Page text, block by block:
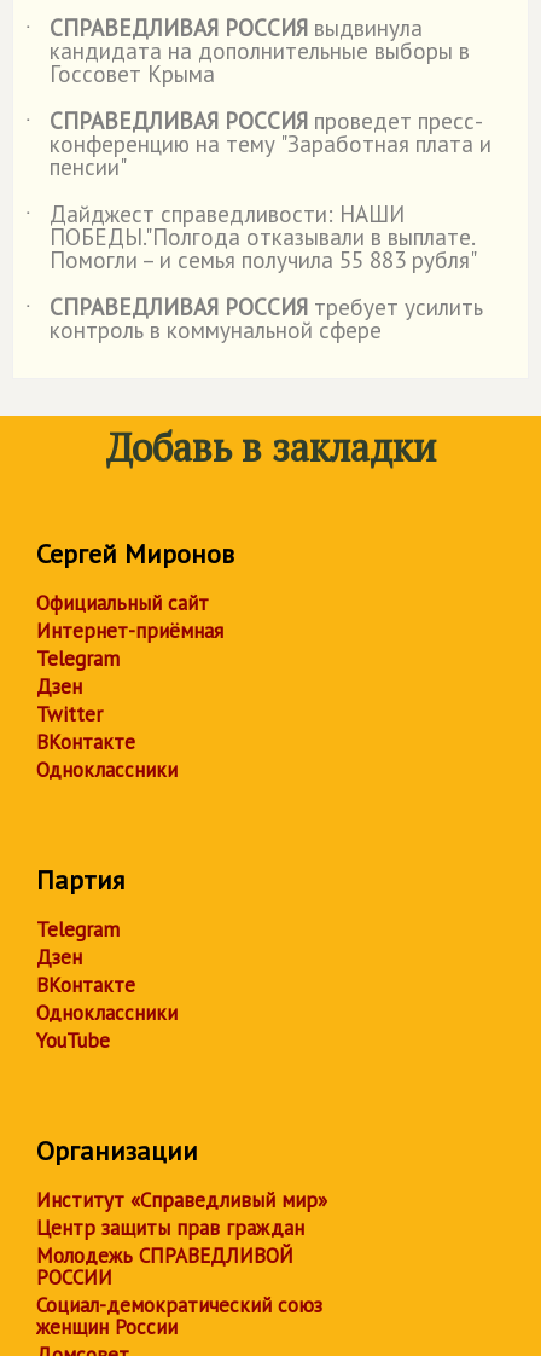
˙
СПРАВЕДЛИВАЯ РОССИЯ выдвинула
кандидата на дополнительные выборы в
Госсовет Крыма
˙
СПРАВЕДЛИВАЯ РОССИЯ проведет пресс-
конференцию на тему "Заработная плата и
пенсии"
˙
Дайджест справедливости: НАШИ
ПОБЕДЫ."Полгода отказывали в выплате.
Помогли – и семья получила 55 883 рубля"
˙
СПРАВЕДЛИВАЯ РОССИЯ требует усилить
контроль в коммунальной сфере
Добавь в закладки
Сергей Миронов
Официальный сайт
Интернет-приёмная
Telegram
Дзен
Twitter
ВКонтакте
Одноклассники
Партия
Telegram
Дзен
ВКонтакте
Одноклассники
YouTube
Организации
Институт «Справедливый мир»
Центр защиты прав граждан
Молодежь СПРАВЕДЛИВОЙ
РОССИИ
Социал-демократический союз
женщин России